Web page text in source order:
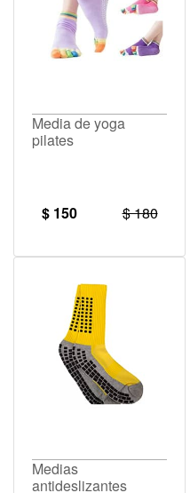
Media de yoga
pilates
$ 150 $ 180
Medias
antideslizantes